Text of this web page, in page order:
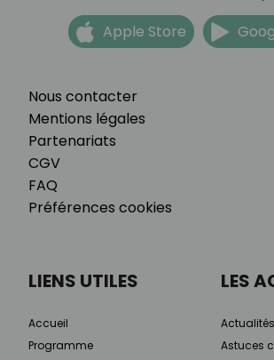
Nous contacter
Mentions légales
Partenariats
CGV
FAQ
Préférences cookies
Apple Store
LIENS UTILES
Accueil
Programme
LES
Actualités
Astuces